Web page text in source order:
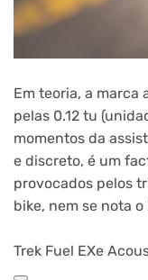
Em teoria, a marca
pelas 0.12 tu
momentos da
e discreto, é um
provocados pelos
bike, nem se nota
Trek Fuel EXe